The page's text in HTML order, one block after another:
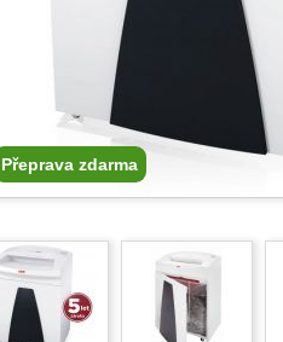
Přeprava zdarma